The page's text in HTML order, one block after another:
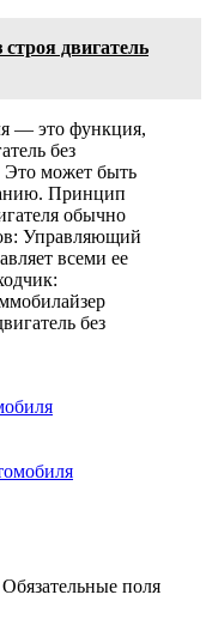
двигатель
— это функция,
без
Это может быть
Принцип
обычно
Управляющий
всеми ее
без
Обязательные поля